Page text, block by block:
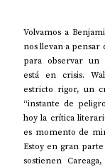
Volvamos a
nos llevan a
para observar un
está en crisis.
estricto rigor, un
“instante de
hoy la crítica
es momento de
Estoy en gran
sostienen